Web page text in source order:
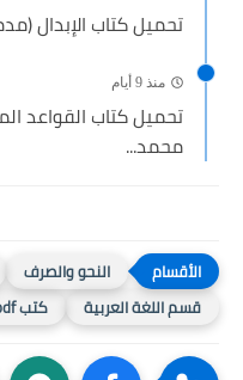
تحميل كتاب الإبدال
منذ 9 أيام
تحميل كتاب القواعد
محمد...
النحو والصرف
قسم اللغة العربية
كتب pdf